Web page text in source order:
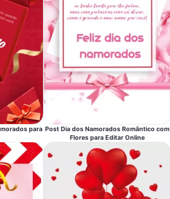
para Post Dia dos Namorados Romântico com
Flores para Editar Online